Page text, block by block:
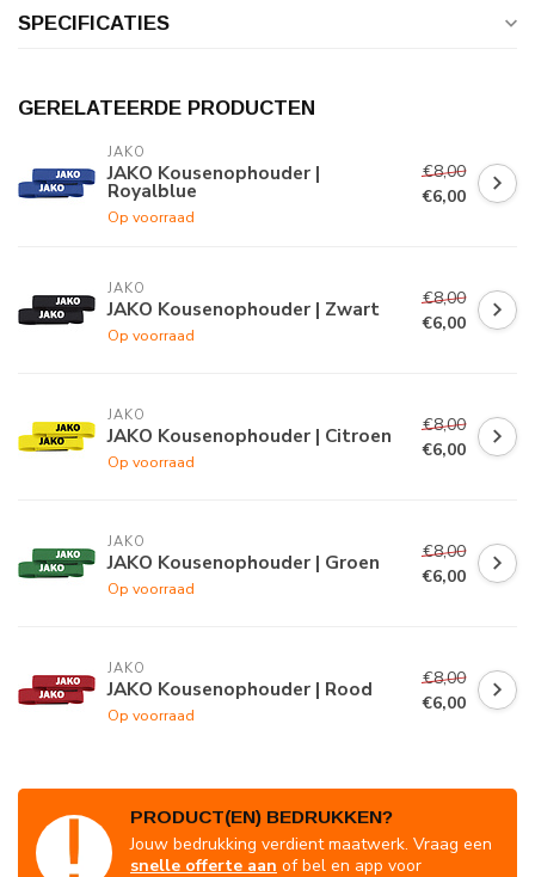
SPECIFICATIES
GERELATEERDE PRODUCTEN
JAKO
JAKO Kousenophouder |
Royalblue
Op voorraad
€8,00
€6,00
JAKO
JAKO Kousenophouder | Zwart
Op voorraad
€8,00
€6,00
JAKO
JAKO Kousenophouder | Citroen
Op voorraad
€8,00
€6,00
JAKO
JAKO Kousenophouder | Groen
Op voorraad
€8,00
€6,00
JAKO
JAKO Kousenophouder | Rood
Op voorraad
€8,00
€6,00
PRODUCT(EN) BEDRUKKEN?
Jouw bedrukking verdient maatwerk. Vraag een
snelle offerte aan of bel en app voor